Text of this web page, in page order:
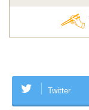
Twitter